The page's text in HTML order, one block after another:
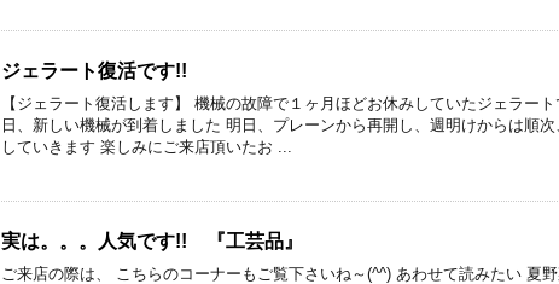
ジェラート復活です!!
【ジェラート復活します】 機械の故障で１ヶ月ほどお休みしていたジェラー
日、新しい機械が到着しました 明日、プレーンから再開し、週明けからは順次
していきます 楽しみにご来店頂いたお ...
実は。。。人気です!! 『工芸品』
ご来店の際は、 こちらのコーナーもご覧下さいね～(^^) あわせて読みたい 夏